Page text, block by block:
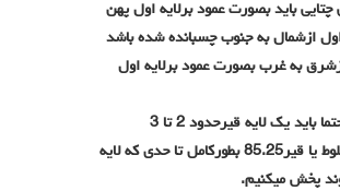
چتایی باید بصورت عمود برلایه اول پهن
ازشمال به جنوب چسبانده شده باشد
ازشرق به غرب بصورت عمود برلایه اول
5 – دراین مرحله حتما باید یک لایه قیرحدود 2 تا 3
میلیمترازنوع قیرمخلوط یا قیر85.25 بطورکامل تا حدی که لایه
پخش میکنیم.